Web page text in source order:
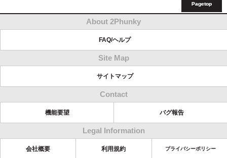
Pagetop
About 2Phunky
FAQ/ヘルプ
Site Map
サイトマップ
Contact
機能要望 バグ報告
Legal Information
会社概要 利用規約 プライバシーポリシー